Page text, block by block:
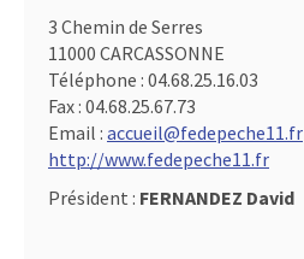
3 Chemin de Serres
11000 CARCASSONNE
Téléphone : 04.68.25.16.03
Fax : 04.68.25.67.73
Email : accueil@fedepeche11.fr
http://www.fedepeche11.fr
Président : FERNANDEZ David